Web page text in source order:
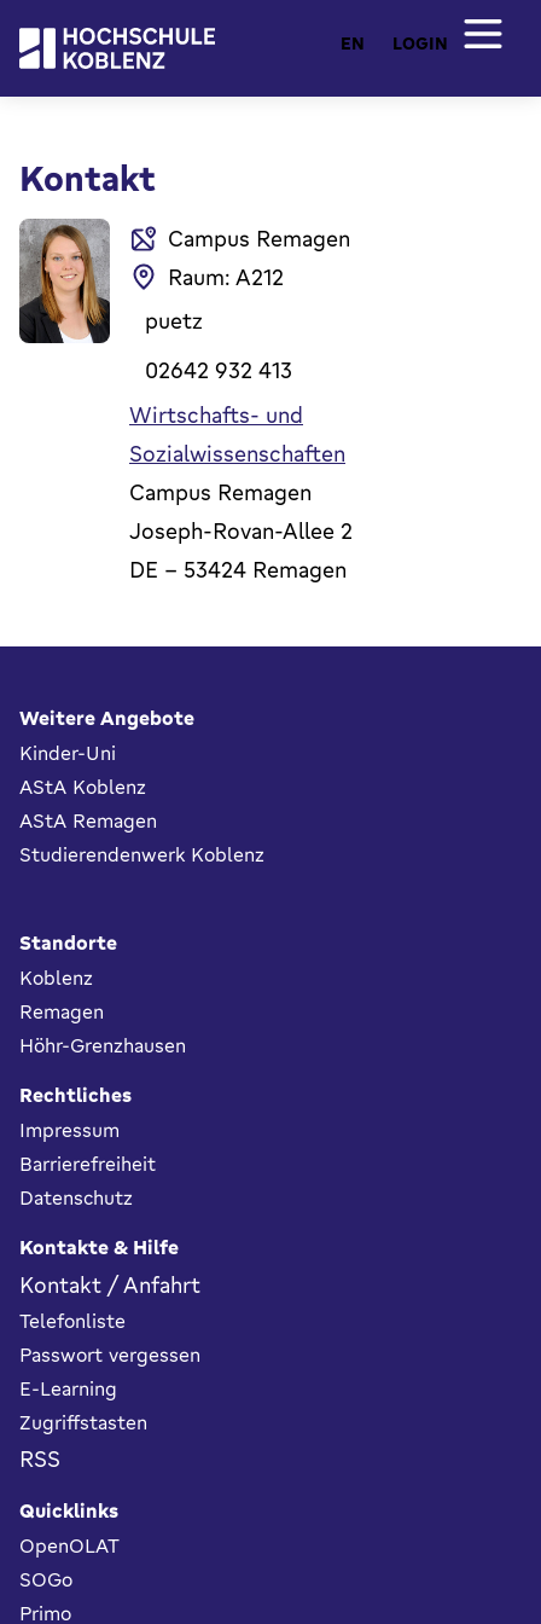
EN LOGIN
Kontakt
Campus Remagen
Raum: A212
puetz
02642 932 413
Wirtschafts- und
Sozialwissenschaften
Campus Remagen
Joseph-Rovan-Allee 2
DE - 53424 Remagen
Fußbereich
Weitere Angebote
Kinder-Uni
AStA Koblenz
AStA Remagen
Studierendenwerk Koblenz
Standorte
Koblenz
Remagen
Höhr-Grenzhausen
Rechtliches
Impressum
Barrierefreiheit
Datenschutz
Kontakte & Hilfe
Kontakt / Anfahrt
Telefonliste
Passwort vergessen
E-Learning
Zugriffstasten
RSS
Quicklinks
OpenOLAT
SOGo
Primo